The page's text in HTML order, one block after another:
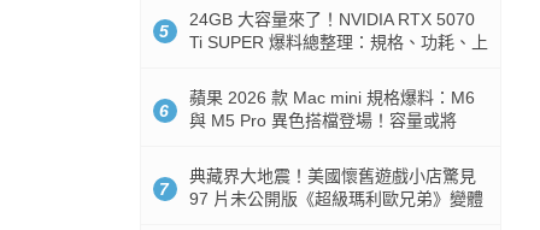
5
24GB 大容量來了！NVIDIA RTX 5070
Ti SUPER 爆料總整理：規格、功耗、上
6
蘋果 2026 款 Mac mini 規格爆料：M6
與 M5 Pro 異色搭檔登場！容量或將
7
典藏界大地震！美國懷舊遊戲小店驚見
97 片未公開版《超級瑪利歐兄弟》變體